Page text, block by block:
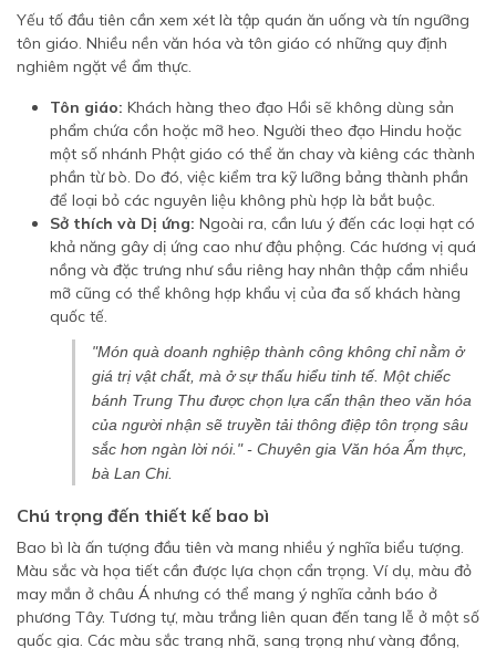
Yếu tố đầu tiên cần xem xét là tập quán ăn uống và tín ngưỡng
tôn giáo. Nhiều nền văn hóa và tôn giáo có những quy định
nghiêm ngặt về ẩm thực.
Tôn giáo: Khách hàng theo đạo Hồi sẽ không dùng sản
phẩm chứa cồn hoặc mỡ heo. Người theo đạo Hindu hoặc
một số nhánh Phật giáo có thể ăn chay và kiêng các thành
phần từ bò. Do đó, việc kiểm tra kỹ lưỡng bảng thành phần
để loại bỏ các nguyên liệu không phù hợp là bắt buộc.
Sở thích và Dị ứng: Ngoài ra, cần lưu ý đến các loại hạt có
khả năng gây dị ứng cao như đậu phộng. Các hương vị quá
nồng và đặc trưng như sầu riêng hay nhân thập cẩm nhiều
mỡ cũng có thể không hợp khẩu vị của đa số khách hàng
quốc tế.
"Món quà doanh nghiệp thành công không chỉ nằm ở
giá trị vật chất, mà ở sự thấu hiểu tinh tế. Một chiếc
bánh Trung Thu được chọn lựa cẩn thận theo văn hóa
của người nhận sẽ truyền tải thông điệp tôn trọng sâu
sắc hơn ngàn lời nói." - Chuyên gia Văn hóa Ẩm thực,
bà Lan Chi.
Chú trọng đến thiết kế bao bì
Bao bì là ấn tượng đầu tiên và mang nhiều ý nghĩa biểu tượng.
Màu sắc và họa tiết cần được lựa chọn cẩn trọng. Ví dụ, màu đỏ
may mắn ở châu Á nhưng có thể mang ý nghĩa cảnh báo ở
phương Tây. Tương tự, màu trắng liên quan đến tang lễ ở một số
quốc gia. Các màu sắc trang nhã, sang trọng như vàng đồng,